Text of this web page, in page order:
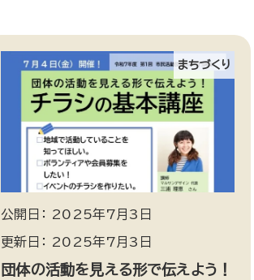
まちづくり
公開日： 2025年7月3日
更新日： 2025年7月3日
団体の活動を見える形で伝えよう！